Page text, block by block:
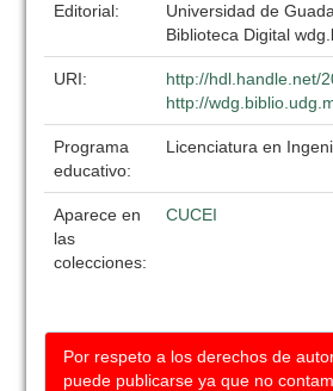
Editorial:
Universidad de
Biblioteca Digital
URI:
http://hdl.handle.net/
http://
Programa
educativo:
Licenciatura en
Aparece en
las
colecciones:
CUCEI
Por respeto a los derechos de
puede publicarse ya que no